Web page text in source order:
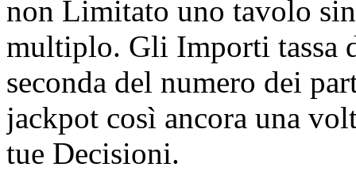
non Limitato uno tavolo
multiplo. Gli Importi tassa
seconda del numero dei
jackpot così ancora una
tue Decisioni.